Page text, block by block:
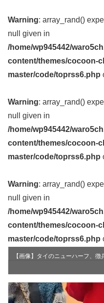
Warning: array_rand()
null given in
/home/wp945442/
content/themes/cocoon-
master/code/toprss6.php
Warning: array_rand()
null given in
/home/wp945442/
content/themes/cocoon-
master/code/toprss6.php
Warning: array_rand()
null given in
/home/wp945442/
content/themes/cocoon-
master/code/toprss6.php
【画像】タイのニューハーフ、徴